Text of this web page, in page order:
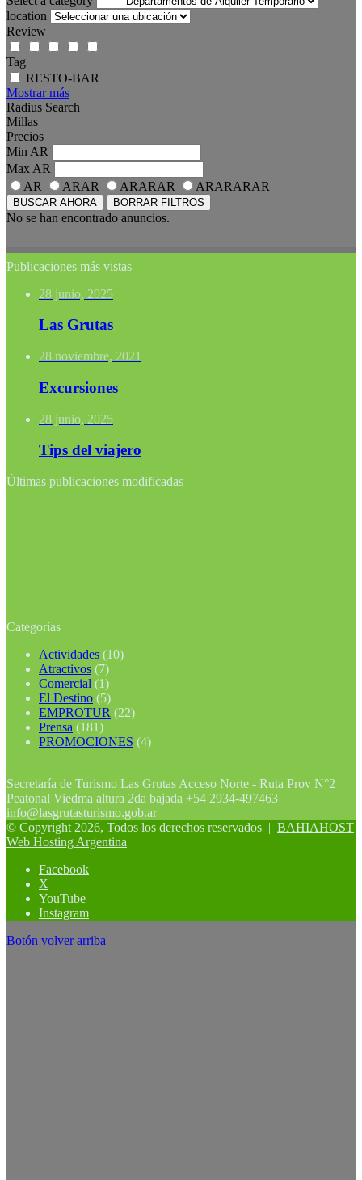
location
Review
Tag
RESTO-BAR
Mostrar más
Radius Search
Millas
Precios
Min AR
Max AR
AR
ARAR ARARAR ARARARAR
BUSCAR AHORA BORRAR FILTROS
No se han encontrado anuncios.
Publicaciones más vistas
28 junio, 2025
Las Grutas
28 noviembre, 2021
Excursiones
28 junio, 2025
Tips del viajero
Últimas publicaciones modificadas
Categorías
Actividades (10)
Atractivos (7)
Comercial (1)
El Destino (5)
EMPROTUR (22)
Prensa (181)
PROMOCIONES (4)
Secretaría de Turismo Las Grutas Acceso Norte - Ruta Prov N°2
Peatonal Viedma altura 2da bajada +54 2934-497463
info@lasgrutasturismo.gob.ar
© Copyright 2026, Todos los derechos reservados | BAHIAHOST
Web Hosting Argentina
Facebook
X
YouTube
Instagram
Botón volver arriba